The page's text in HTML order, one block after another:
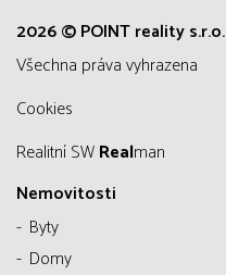
2026 © POINT reality s.r.o.
všechna práva vyhrazena
Cookies
Realitní SWRealman
Nemovitosti
Byty
Domy